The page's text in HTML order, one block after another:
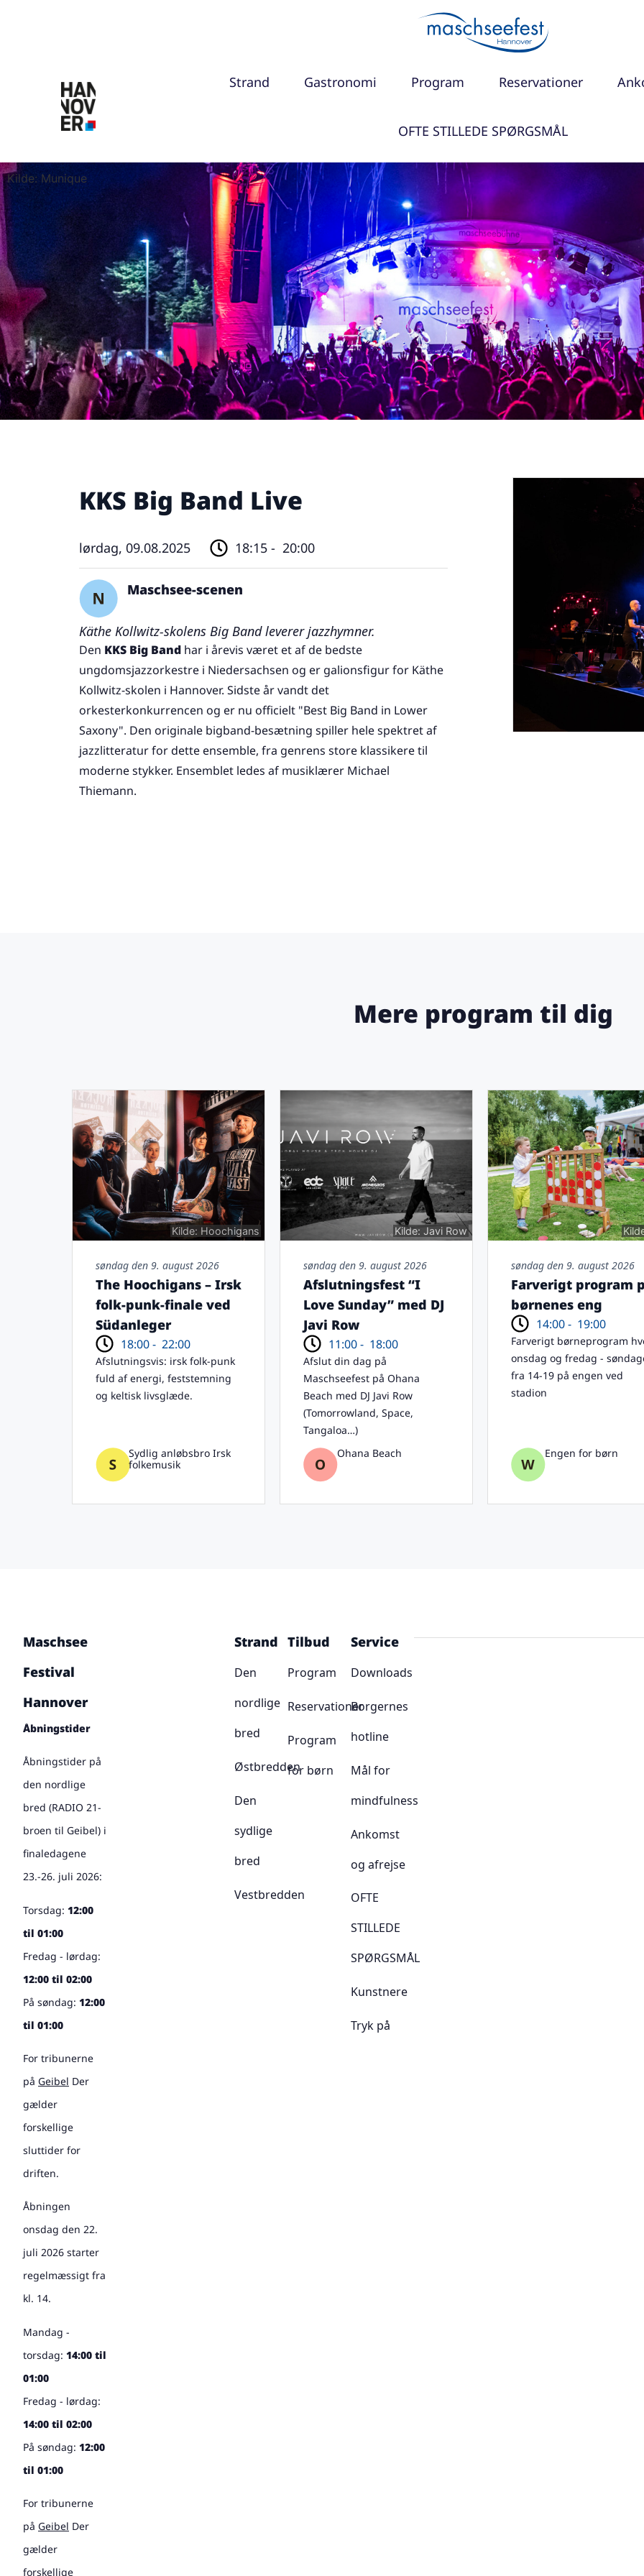
Strand Gastronomi Program Reservationer
OFTE STILLEDE SPØRGSMÅL
Kilde: Munique
KKS Big Band Live
lørdag, 09.08.2025 18:15 - 20:00
Maschsee-scenen
Käthe Kollwitz-skolens Big Band leverer jazzhymner.
Den KKS Big Band har i årevis været et af de bedste
ungdomsjazzorkestre i Niedersachsen og er galionsfigur for Käthe
Kollwitz-skolen i Hannover. Sidste år vandt det
orkesterkonkurrencen og er nu officielt "Best Big Band in Lower
Saxony". Den originale bigband-besætning spiller hele spektret af
jazzlitteratur for dette ensemble, fra genrens store klassikere til
moderne stykker. Ensemblet ledes af musiklærer Michael
Thiemann.
Mere program til dig
Kilde: Hoochigans
søndag den 9. august 2026
The Hoochigans – Irsk
folk-punk-finale ved
Südanleger
18:00 - 22:00
Afslutningsvis: irsk folk-punk
fuld af energi, feststemning
og keltisk livsglæde.
Sydlig anløbsbro Irsk
folkemusik
Kilde: Javi Row
søndag den 9. august 2026
Afslutningsfest “I
Love Sunday” med DJ
Javi Row
11:00 - 18:00
Afslut din dag på
Maschseefest på Ohana
Beach med DJ Javi Row
(Tomorrowland, Space,
Tangaloa…)
Ohana Beach
søndag den 9. august 2026
Farverigt program
børnenes eng
14:00 - 19:00
Farverigt børneprogram
onsdag og fredag -
fra 14-19 på engen ved
stadion
Engen for børn
Maschsee
Festival
Hannover
Åbningstider
Åbningstider på
den nordlige
bred (RADIO 21-
broen til Geibel) i
finaledagene
23.-26. juli 2026:
Torsdag: 12:00
til 01:00
Fredag - lørdag:
12:00 til 02:00
På søndag: 12:00
til 01:00
For tribunerne
på Geibel Der
gælder
forskellige
sluttider for
driften.
Åbningen
onsdag den 22.
juli 2026 starter
regelmæssigt fra
kl. 14.
Mandag -
torsdag: 14:00 til
01:00
Fredag - lørdag:
14:00 til 02:00
På søndag: 12:00
til 01:00
For tribunerne
på Geibel Der
gælder
forskellige
Strand
Den
nordlige
bred
Østbredden
Den
sydlige
bred
Vestbredden
Tilbud
Program
Reservationer
Program
for børn
Service
Downloads
Borgernes
hotline
Mål for
mindfulness
Ankomst
og afrejse
OFTE
STILLEDE
SPØRGSMÅL
Kunstnere
Tryk på